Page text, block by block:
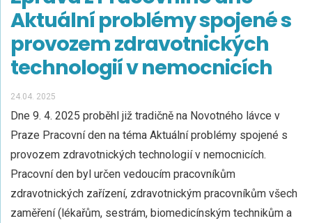
Aktuální problémy spojené s
provozem zdravotnických
technologií v nemocnicích
24.04. 2025
Dne 9. 4. 2025 proběhl již tradičně na Novotného lávce v
Praze Pracovní den na téma Aktuální problémy spojené s
provozem zdravotnických technologií v nemocnicích.
Pracovní den byl určen vedoucím pracovníkům
zdravotnických zařízení, zdravotnickým pracovníkům všech
zaměření (lékařům, sestrám, biomedicínským technikům a